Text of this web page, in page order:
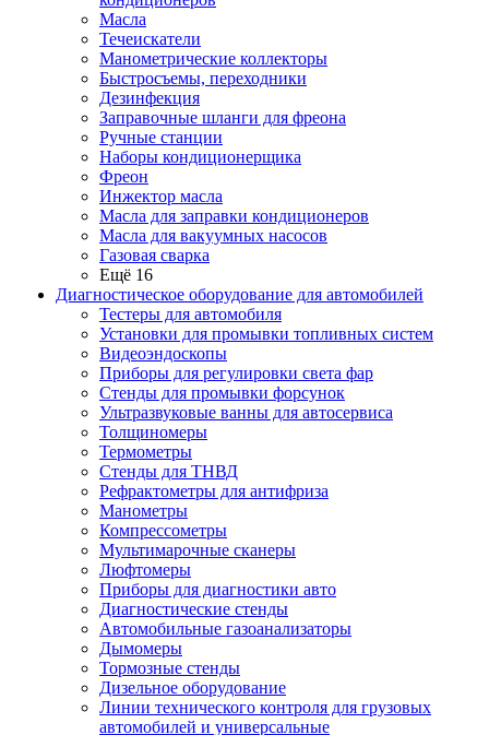
Масла
Течеискатели
Манометрические коллекторы
Быстросъемы, переходники
Дезинфекция
Заправочные шланги для фреона
Ручные станции
Наборы кондиционерщика
Фреон
Инжектор масла
Масла для заправки кондиционеров
Масла для вакуумных насосов
Газовая сварка
Ещё 16
Диагностическое оборудование для автомобилей
Тестеры для автомобиля
Установки для промывки топливных систем
Видеоэндоскопы
Приборы для регулировки света фар
Стенды для промывки форсунок
Ультразвуковые ванны для автосервиса
Толщиномеры
Термометры
Стенды для ТНВД
Рефрактометры для антифриза
Манометры
Компрессометры
Мультимарочные сканеры
Люфтомеры
Приборы для диагностики авто
Диагностические стенды
Автомобильные газоанализаторы
Дымомеры
Тормозные стенды
Дизельное оборудование
Линии технического контроля для грузовых
автомобилей и универсальные